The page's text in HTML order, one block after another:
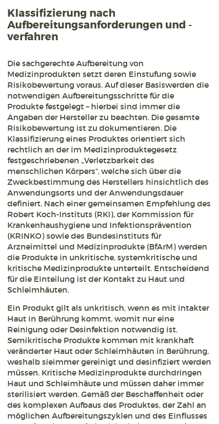
Klassifizierung nach
Aufbereitungsanforderungen und -
verfahren
Die sachgerechte Aufbereitung von
Medizinprodukten setzt deren Einstufung sowie
Risikobewertung voraus. Auf dieser Basiswerden die
notwendigen Aufbereitungsschritte für die
Produkte festgelegt – hierbei sind immer die
Angaben der Hersteller zu beachten. Die gesamte
Risikobewertung ist zu dokumentieren. Die
Klassifizierung eines Produktes orientiert sich
rechtlich an der im Medizinproduktegesetz
festgeschriebenen „Verletzbarkeit des
menschlichen Körpers“, welche sich über die
Zweckbestimmung des Herstellers hinsichtlich des
Anwendungsorts und der Anwendungsdauer
definiert. Nach einer gemeinsamen Empfehlung des
Robert Koch-Instituts (RKI), der Kommission für
Krankenhaushygiene und Infektionsprävention
(KRINKO) sowie des Bundesinstituts für
Arzneimittel und Medizinprodukte (BfArM) werden
die Produkte in unkritische, systemkritische und
kritische Medizinprodukte unterteilt. Entscheidend
für die Einteilung ist der Kontakt zu Haut und
Schleimhäuten.
Ein Produkt gilt als unkritisch, wenn es mit intakter
Haut in Berührung kommt, womit nur eine
Reinigung oder Desinfektion notwendig ist.
Semikritische Produkte kommen mit krankhaft
veränderter Haut oder Schleimhäuten in Berührung,
weshalb sieimmer gereinigt und desinfiziert werden
müssen. Kritische Medizinprodukte durchdringen
Haut und Schleimhäute und müssen daher immer
sterilisiert werden. Gemäß der Beschaffenheit oder
des komplexen Aufbaus des Produktes, der Zahl an
möglichen Aufbereitungszyklen und des Einflusses